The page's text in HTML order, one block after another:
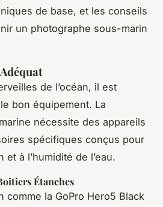
de base, et les conseils
un photographe sous-marin
de l’océan, il est
bon équipement. La
nécessite des appareils
spécifiques conçus pour
à l’humidité de l’eau.
Étanches
comme la GoPro Hero5 Black